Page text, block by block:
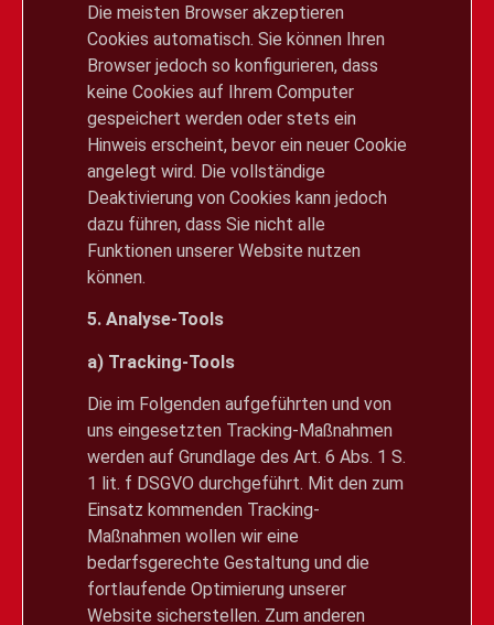
Die meisten Browser akzeptieren
Cookies automatisch. Sie können Ihren
Browser jedoch so konfigurieren, dass
keine Cookies auf Ihrem Computer
gespeichert werden oder stets ein
Hinweis erscheint, bevor ein neuer Cookie
angelegt wird. Die vollständige
Deaktivierung von Cookies kann jedoch
dazu führen, dass Sie nicht alle
Funktionen unserer Website nutzen
können.
5. Analyse-Tools
a) Tracking-Tools
Die im Folgenden aufgeführten und von
uns eingesetzten Tracking-Maßnahmen
werden auf Grundlage des Art. 6 Abs. 1 S.
1 lit. f DSGVO durchgeführt. Mit den zum
Einsatz kommenden Tracking-
Maßnahmen wollen wir eine
bedarfsgerechte Gestaltung und die
fortlaufende Optimierung unserer
Website sicherstellen. Zum anderen